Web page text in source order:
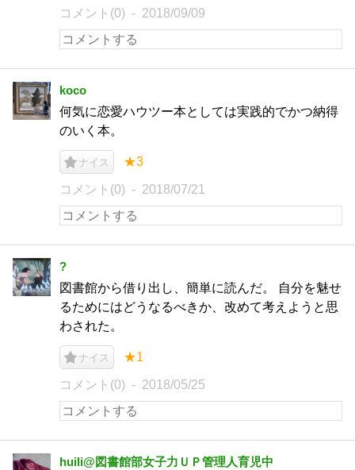
コメント(0) 2018/09/09
koco
何気に恋愛ハウツー本としては実践的でかつ納得
のいく本。
ナイス ★3
コメント(0) 2018/07/21
?
図書館から借り出し、簡単に読んだ。 自分を魅せ
るためにはどうなるべきか、改めて考えようと思
わされた。
ナイス ★1
コメント(0) 2018/05/25
huili@図書館部女子力ＵＰ管理人育児中